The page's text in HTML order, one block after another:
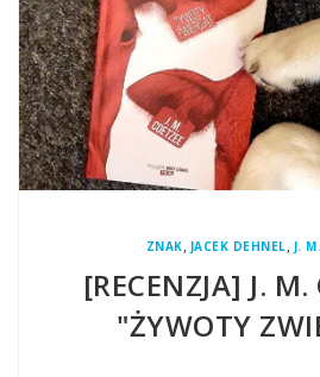
ZNAK, JACEK DEHNEL, J.
[RECENZJA] J. M.
"ŻYWOTY